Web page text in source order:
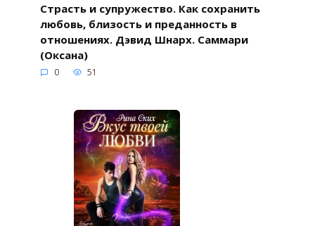
Страсть и супружество. Как сохранить
любовь, близость и преданность в
отношениях. Дэвид Шнарх. Саммари
(Оксана)
0 51